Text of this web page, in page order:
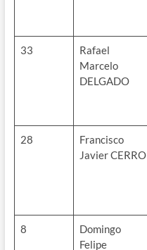
33
Rafael
Marcelo
DELGADO
28
Francisco
Javier CERRO
8
Domingo
Felipe